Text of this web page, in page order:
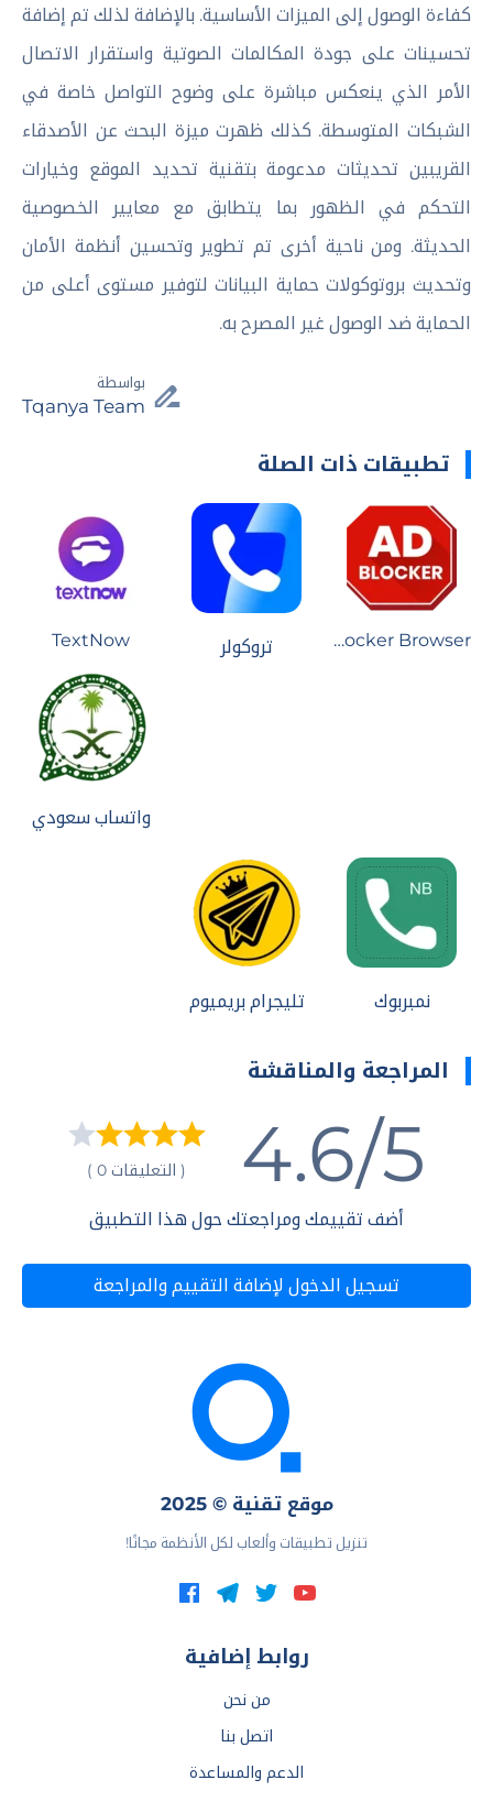
كفاءة الوصول إلى الميزات الأساسية. بالإضافة لذلك تم إضافة
تحسينات على جودة المكالمات الصوتية واستقرار الاتصال
الأمر الذي ينعكس مباشرة على وضوح التواصل خاصة في
الشبكات المتوسطة. كذلك ظهرت ميزة البحث عن الأصدقاء
القريبين تحديثات مدعومة بتقنية تحديد الموقع وخيارات
التحكم في الظهور بما يتطابق مع معايير الخصوصية
الحديثة. ومن ناحية أخرى تم تطوير وتحسين أنظمة الأمان
وتحديث بروتوكولات حماية البيانات لتوفير مستوى أعلى من
الحماية ضد الوصول غير المصرح به.
بواسطة
Tqanya Team
تطبيقات ذات الصلة
Free Adblocker Browser تروكولر TextNow
واتساب سعودي
نمبربوك تليجرام بريميوم
المراجعة والمناقشة
4.6/5 ( التعليقات 0 )
أضف تقييمك ومراجعتك حول هذا التطبيق
تسجيل الدخول لإضافة التقييم والمراجعة
موقع تقنية © 2025
تنزيل تطبيقات وألعاب لكل الأنظمة مجانًا!
روابط إضافية
من نحن
اتصل بنا
الدعم والمساعدة